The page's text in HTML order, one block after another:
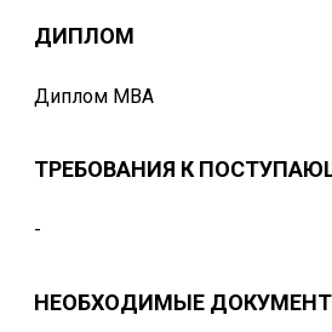
ДИПЛОМ
Диплом MBA
ТРЕБОВАНИЯ К
-
НЕОБХОДИМЫЕ